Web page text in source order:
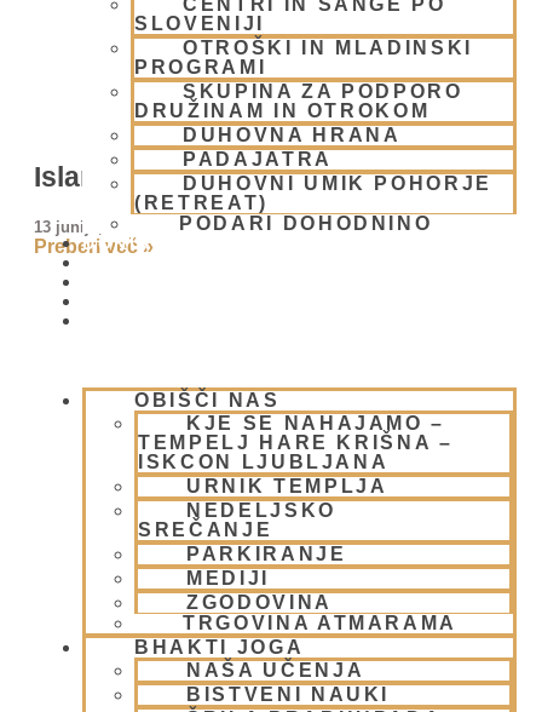
SLOVENIJI
OTROŠKI IN MLADINSKI
PROGRAMI
SKUPINA ZA PODPORO
DRUŽINAM IN OTROKOM
DUHOVNA HRANA
PADAJATRA
DUHOVNI UMIK POHORJE
(RETREAT)
PODARI DOHODNINO
DONIRAJ
OBIŠČI NAS
KJE SE NAHAJAMO –
TEMPELJ HARE KRIŠNA –
ISKCON LJUBLJANA
URNIK TEMPLJA
NEDELJSKO
SREČANJE
PARKIRANJE
MEDIJI
ZGODOVINA
TRGOVINA ATMARAMA
BHAKTI JOGA
NAŠA UČENJA
BISTVENI NAUKI
Islam in vegetarijanstvo
13 junija, 2009
Preberi več »
Med – edinstveno zdravilo
13 junija, 2009
Preberi več »